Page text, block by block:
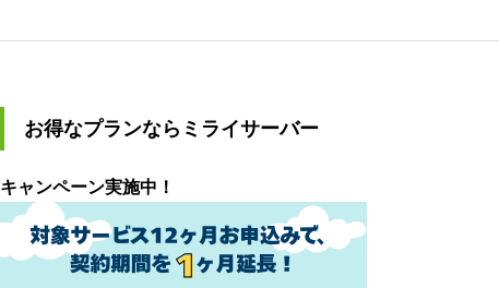
お得なプランならミライサーバー
キャンペーン実施中！